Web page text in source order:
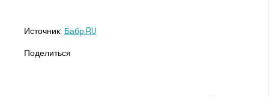
Источник: Бабр.RU
Поделиться